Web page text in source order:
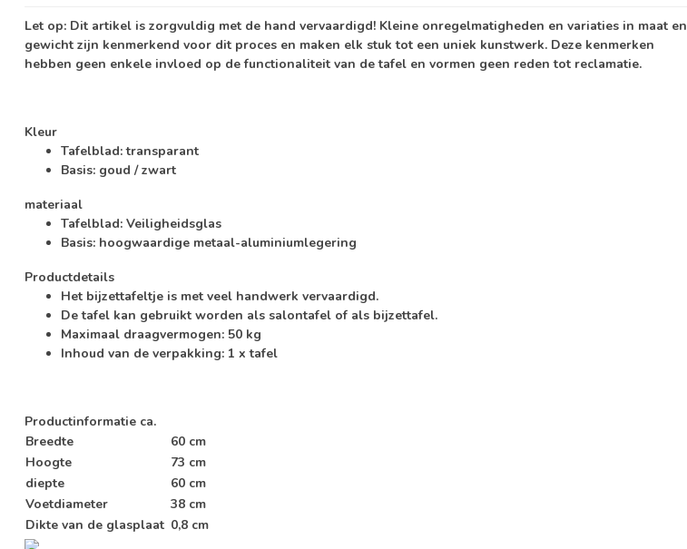
Let op: Dit artikel is zorgvuldig met de hand vervaardigd! Kleine onregelmatigheden en variaties in maat en
gewicht zijn kenmerkend voor dit proces en maken elk stuk tot een uniek kunstwerk. Deze kenmerken
hebben geen enkele invloed op de functionaliteit van de tafel en vormen geen reden tot reclamatie.
Kleur
Tafelblad: transparant
Basis: goud / zwart
materiaal
Tafelblad: Veiligheidsglas
Basis: hoogwaardige metaal-aluminiumlegering
Productdetails
Het bijzettafeltje is met veel handwerk vervaardigd.
De tafel kan gebruikt worden als salontafel of als bijzettafel.
Maximaal draagvermogen: 50 kg
Inhoud van de verpakking: 1 x tafel
Productinformatie ca.
Breedte
60 cm
Hoogte
73 cm
diepte
60 cm
Voetdiameter
38 cm
Dikte van de glasplaat 0,8 cm